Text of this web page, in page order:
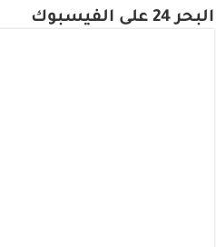
البحر 24 على الفيسبوك